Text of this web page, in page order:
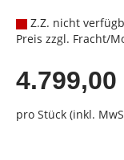
Z.Z. nicht
Preis zzgl. Fracht/
4.799,00
pro Stück (inkl.